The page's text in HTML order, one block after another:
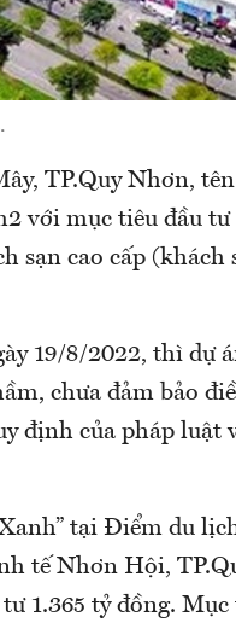
TP.Quy Nhơn,
với mục tiêu đầu tư
cao cấp (khách
19/8/2022, thì dự
chưa đảm bảo
định của pháp luật
tại Điểm du
tế Nhơn Hội,
1.365 tỷ đồng.